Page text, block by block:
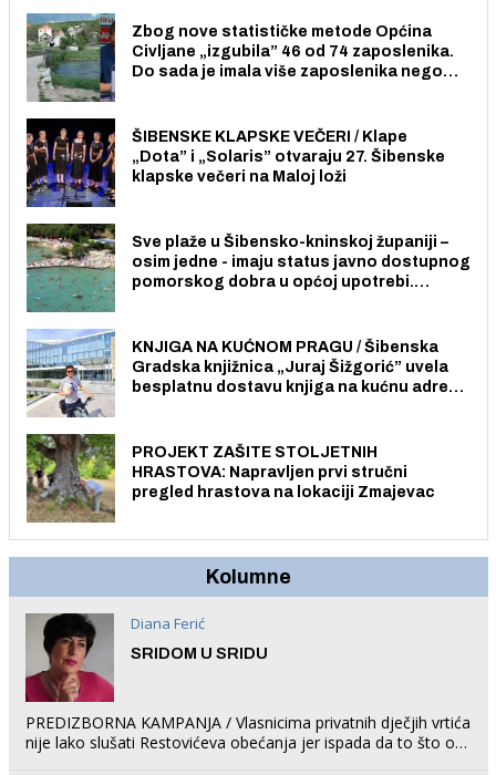
Zbog nove statističke metode Općina
Civljane „izgubila” 46 od 74 zaposlenika.
Do sada je imala više zaposlenika nego
ŠIBENSKE KLAPSKE VEČERI / Klape
„Dota” i „Solaris” otvaraju 27. Šibenske
klapske večeri na Maloj loži
Sve plaže u Šibensko-kninskoj županiji –
osim jedne - imaju status javno dostupnog
pomorskog dobra u općoj upotrebi.
KNJIGA NA KUĆNOM PRAGU / Šibenska
Gradska knjižnica „Juraj Šižgorić” uvela
besplatnu dostavu knjiga na kućnu adresu
PROJEKT ZAŠITE STOLJETNIH
HRASTOVA: Napravljen prvi stručni
pregled hrastova na lokaciji Zmajevac
Kolumne
Diana Ferić
SRIDOM U SRIDU
PREDIZBORNA KAMPANJA / Vlasnicima privatnih dječjih vrtića
nije lako slušati Restovićeva obećanja jer ispada da to što oni